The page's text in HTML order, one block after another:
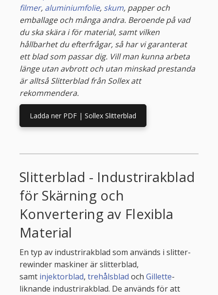
filmer, aluminiumfolie, skum, papper och
emballage och många andra. Beroende på vad
du ska skära i för material, samt vilken
hållbarhet du efterfrågar, så har vi garanterat
ett blad som passar dig. Vill man kunna arbeta
länge utan avbrott och utan minskad prestanda
är alltså Slitterblad från Sollex att
rekommendera.
Ladda ner PDF | Sollex Slitterblad
Slitterblad - Industrirakblad
för Skärning och
Konvertering av Flexibla
Material
En typ av industrirakblad som används i slitter-
rewinder maskiner är slitterblad,
samt injektorblad, trehålsblad och Gillette-
liknande industrirakblad. De används för att